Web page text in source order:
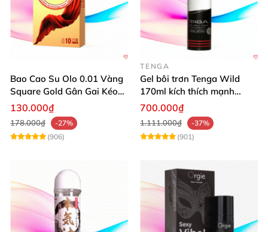
Bao Cao Su Olo 0.01 Vàng
Square Gold Gân Gai Kéo
Dài
130.000₫
178.000₫
-27%
(906)
TENGA
Gel bôi trơn Tenga Wild
170ml kích thích mạnh
mượt mại dễ dùng
700.000₫
1.111.000₫
-37%
(901)